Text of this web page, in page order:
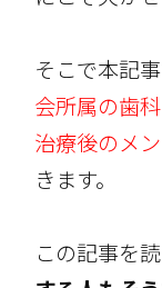
そこで本記事
会所属の歯
治療後のメン
きます。
この記事を読